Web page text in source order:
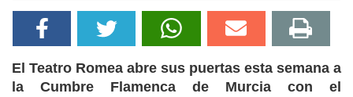
El Teatro Romea abre sus puertas esta semana a
la Cumbre Flamenca de Murcia con el